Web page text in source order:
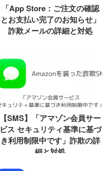
「App Store：ご注文の確認
とお支払い完了のお知らせ」
詐欺メールの詳細と対処
【SMS】「アマゾン会員サー
ビス セキュリティ基準に基づ
き利用制限中です」詐欺の詳
細と対処